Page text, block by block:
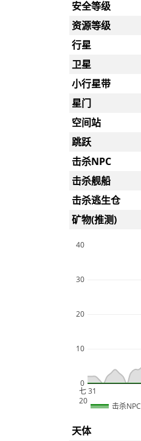
安全等级
资源等级
行星
卫星
小行星带
星门
空间站
跳跃
击杀NPC
击杀舰船
击杀逃生仓
矿物(推测)
七 31
2026
0
10
20
30
40
击杀NPC
天体